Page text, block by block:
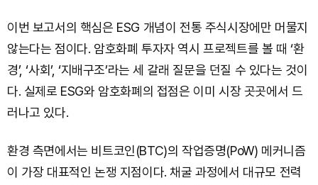
이번 보고서의 핵심은 ESG 개념이 전통 주식시장에만 머물지
않는다는 점이다. 암호화폐 투자자 역시 프로젝트를 볼 때 ‘환
경’, ‘사회’, ‘지배구조’라는 세 갈래 질문을 던질 수 있다는 것이
다. 실제로 ESG와 암호화폐의 접점은 이미 시장 곳곳에서 드
러나고 있다.
환경 측면에서는 비트코인(BTC)의 작업증명(PoW) 메커니즘
이 가장 대표적인 논쟁 지점이다. 채굴 과정에서 대규모 전력